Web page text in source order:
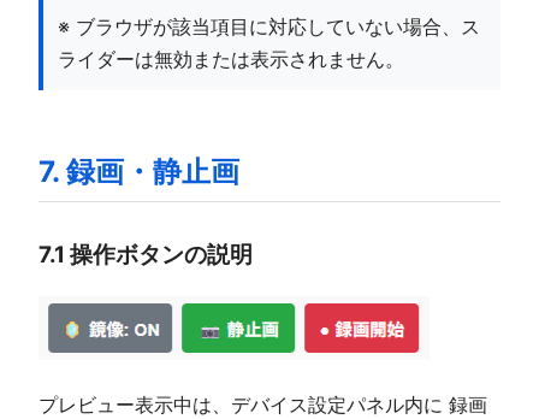
※ ブラウザが該当項目に対応していない場合、ス
ライダーは無効または表示されません。
7. 録画・静止画
7.1 操作ボタンの説明
プレビュー表示中は、デバイス設定パネル内に 録画